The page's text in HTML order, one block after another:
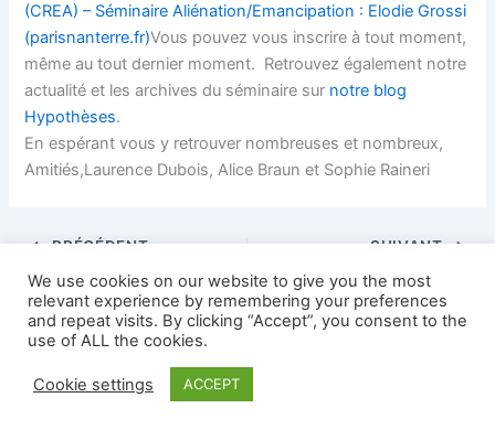
(CREA) – Séminaire Aliénation/Emancipation : Elodie Grossi
(parisnanterre.fr)Vous pouvez vous inscrire à tout moment,
même au tout dernier moment. Retrouvez également notre
actualité et les archives du séminaire sur notre blog
Hypothèses.
En espérant vous y retrouver nombreuses et nombreux,
Amitiés,Laurence Dubois, Alice Braun et Sophie Raineri
PRÉCÉDENT SUIVANT
Astra
We use cookies on our website to give you the most
relevant experience by remembering your preferences
and repeat visits. By clicking “Accept”, you consent to the
use of ALL the cookies.
Cookie settings ACCEPT